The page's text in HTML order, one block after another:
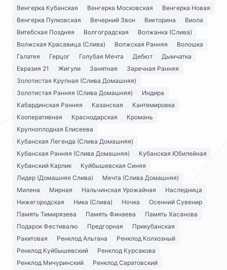
Венгерка Кубанская
Венгерка Московская
Венгерка Новая
Венгерка Пулковская
Вечерний Звон Викторина
Виола
Витебская Поздняя
Волгоградская
Волжанка (Слива)
Волжская Красавица (Слива)
Волжская Ранняя
Волошка
Галатея
Герцог Голубая Мечта Дебют
Дымчатка
Евразия 21
Жигули Занятная
Заречная Ранняя
Золотистая Крупная (Слива Домашняя)
Золотистая Ранняя (Слива Домашняя)
Индира
Кабардинская Ранняя
Казанская
Кантемировка
Кооперативная
Краснодарская
Кромань
Крупноплодная Елисеева
Кубанская Легенда (Слива Домашняя)
Кубанская Ранняя (Слива Домашняя)
Кубанская Юбилейная
Кубанский Карлик
Куйбышевская Синяя
Лидер (Домашняя Слива)
Мечта (Слива Домашняя)
Милена
Мирная Нальчинская Урожайная
Наследница
Нижегородская
Ника (Слива) Ночка
Осенний Сувенир
Память Тимирязева
Память Финаева
Память Хасанова
Подарок Фестивалю
Предгорная
Прикубанская
Ракитовая
Ренклод Альтана
Ренклод Колхозный
Ренклод Куйбышевский
Ренклод Курсакова
Ренклод Мичуринский
Ренклод Саратовский